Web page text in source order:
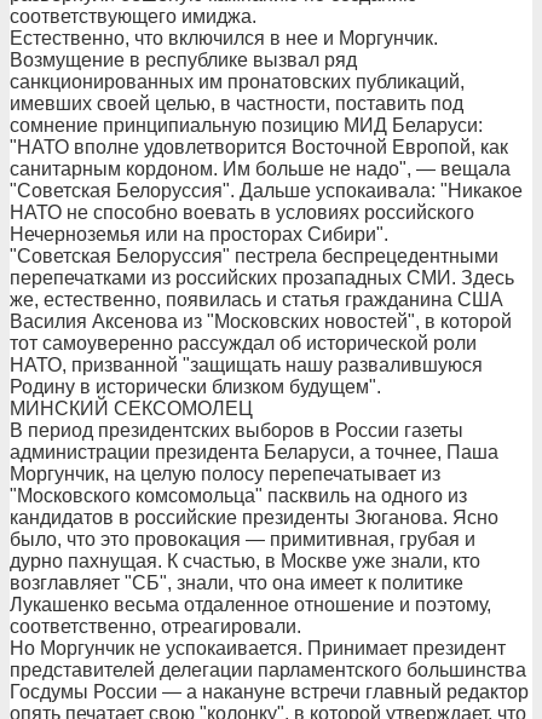
соответствующего имиджа.
Естественно, что включился в нее и Моргунчик.
Возмущение в республике вызвал ряд
санкционированных им пронатовских публикаций,
имевших своей целью, в частности, поставить под
сомнение принципиальную позицию МИД Беларуси:
"НАТО вполне удовлетворится Восточной Европой, как
санитарным кордоном. Им больше не надо", — вещала
"Советская Белоруссия". Дальше успокаивала: "Никакое
НАТО не способно воевать в условиях российского
Нечерноземья или на просторах Сибири".
"Советская Белоруссия" пестрела беспрецедентными
перепечатками из российских прозападных СМИ. Здесь
же, естественно, появилась и статья гражданина США
Василия Аксенова из "Московских новостей", в которой
тот самоуверенно рассуждал об исторической роли
НАТО, призванной "защищать нашу развалившуюся
Родину в исторически близком будущем".
МИНСКИЙ СЕКСОМОЛЕЦ
В период президентских выборов в России газеты
администрации президента Беларуси, а точнее, Паша
Моргунчик, на целую полосу перепечатывает из
"Московского комсомольца" пасквиль на одного из
кандидатов в российские президенты Зюганова. Ясно
было, что это провокация — примитивная, грубая и
дурно пахнущая. К счастью, в Москве уже знали, кто
возглавляет "СБ", знали, что она имеет к политике
Лукашенко весьма отдаленное отношение и поэтому,
соответственно, отреагировали.
Но Моргунчик не успокаивается. Принимает президент
представителей делегации парламентского большинства
Госдумы России — а накануне встречи главный редактор
опять печатает свою "колонку", в которой утверждает, что